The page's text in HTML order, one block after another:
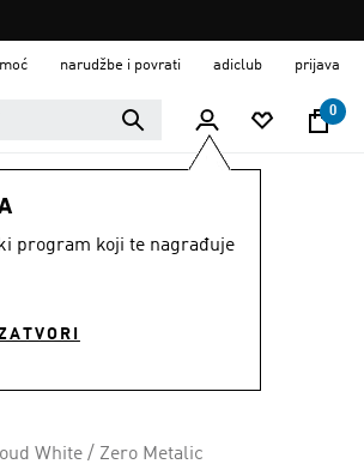
narudžbe i povrati adiclub prijava
0
program koji te nagrađuje
SPW
White / Zero Metalic